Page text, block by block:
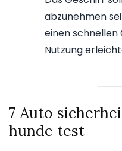
abzunehmen
einen schnellen
Nutzung
7 Auto
hunde test